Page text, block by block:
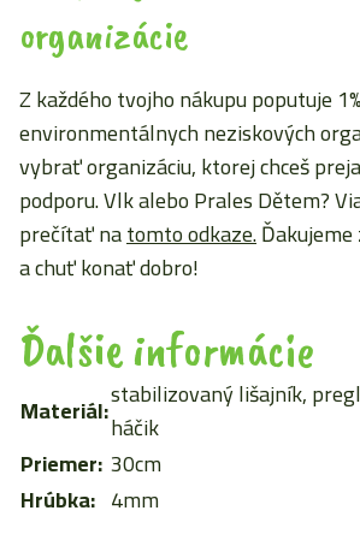
organizácie
Z každého tvojho nákupu poputuje
environmentálnych neziskových
vybrať organizáciu, ktorej chceš
podporu. Vlk alebo Prales Dětem?
prečítať natomto odkaze.
a chuť konať dobro!
Ďalšie informácie
Materiál:stabilizovaný lišajník,
háčik
Priemer: 30cm
Hrúbka: 4mm